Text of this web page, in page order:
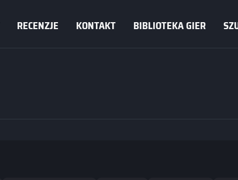
RECENZJE KONTAKT BIBLIOTEKA GIER